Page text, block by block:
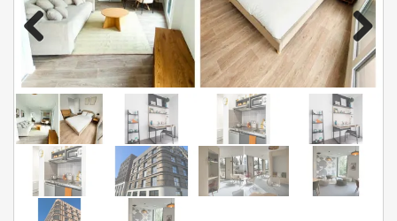
Previo
us
Next